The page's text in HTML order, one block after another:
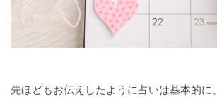
先ほどもお伝えしたように占いは基本的に、